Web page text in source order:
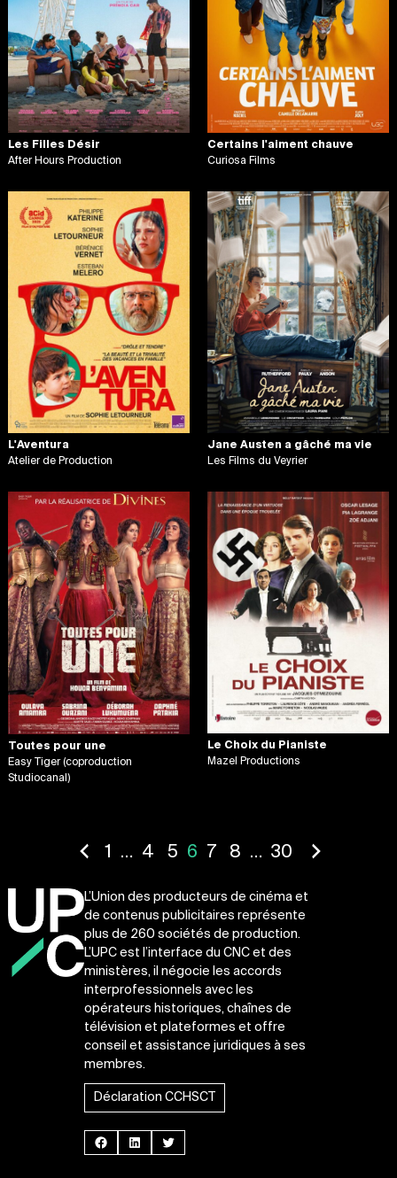
Les Filles Désir
After Hours Production
Certains l'aiment chauve
Curiosa Films
L'Aventura
Atelier de Production
Jane Austen a gâché ma vie
Les Films du Veyrier
Toutes pour une
Easy Tiger (coproduction
Studiocanal)
Le Choix du Pianiste
Mazel Productions
Pagination
publications
1 … 4 5 6 7 8 … 30
L’Union des producteurs de cinéma et
de contenus publicitaires représente
plus de 260 sociétés de production.
L’UPC est l’interface du CNC et des
ministères, il négocie les accords
interprofessionnels avec les
opérateurs historiques, chaînes de
télévision et plateformes et offre
conseil et assistance juridiques à ses
membres.
Déclaration CCHSCT
Facebook
LinkedInTwitter